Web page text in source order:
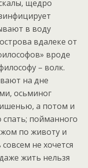
щедро
в воду
вдалеке от
вроде
– волк.
на дне
осьминог
а потом и
спать; пойманного
по животу и
не хочется
жить нельзя